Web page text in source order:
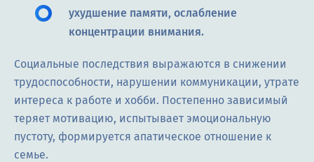
ухудшение памяти, ослабление
концентрации внимания.
Социальные последствия выражаются в снижении
трудоспособности, нарушении коммуникации, утрате
интереса к работе и хобби. Постепенно зависимый
теряет мотивацию, испытывает эмоциональную
пустоту, формируется апатическое отношение к
семье.